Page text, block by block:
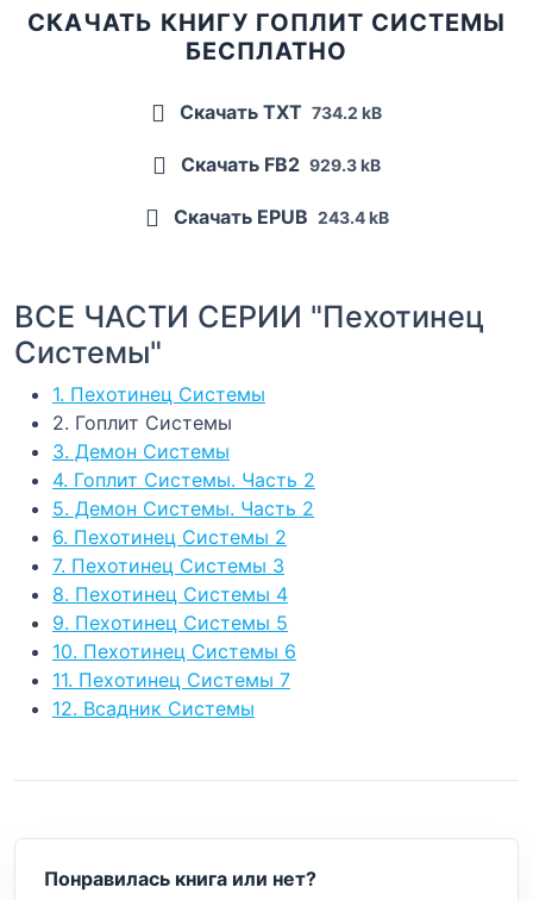
СКАЧАТЬ КНИГУ ГОПЛИТ СИСТЕМЫ
БЕСПЛАТНО
Скачать TXT 734.2 kB
Скачать FB2 929.3 kB
Скачать EPUB 243.4 kB
ВСЕ ЧАСТИ СЕРИИ "Пехотинец
Системы"
1. Пехотинец Системы
2. Гоплит Системы
3. Демон Системы
4. Гоплит Системы. Часть 2
5. Демон Системы. Часть 2
6. Пехотинец Системы 2
7. Пехотинец Системы 3
8. Пехотинец Системы 4
9. Пехотинец Системы 5
10. Пехотинец Системы 6
11. Пехотинец Системы 7
12. Всадник Системы
Понравилась книга или нет?